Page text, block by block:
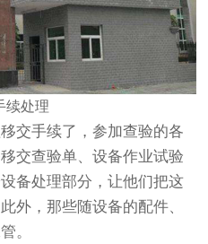
续处理
手续了，参加查验的各
交查验单、设备作业试验
备处理部分，让他们把这
外，那些随设备的配件、
。